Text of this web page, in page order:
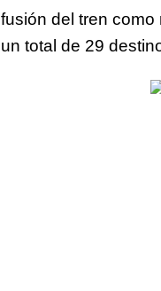
fusión del tren
un total de 29